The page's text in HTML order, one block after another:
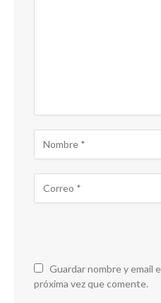
Guardar nombre y email
próxima vez que comente.